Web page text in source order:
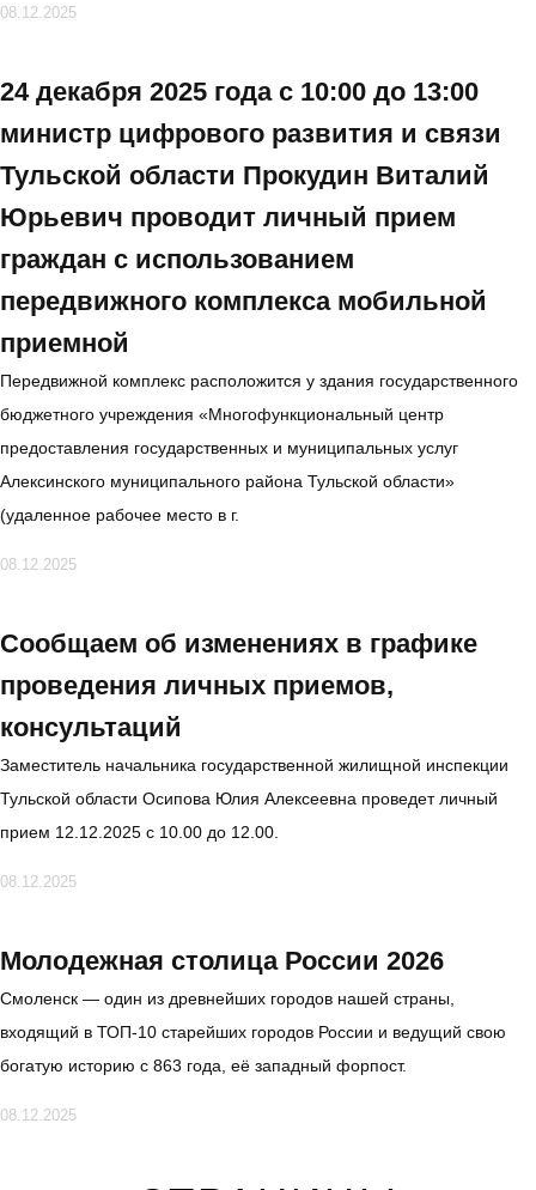
08.12.2025
24 декабря 2025 года с 10:00 до 13:00
министр цифрового развития и связи
Тульской области Прокудин Виталий
Юрьевич проводит личный прием
граждан с использованием
передвижного комплекса мобильной
приемной
Передвижной комплекс расположится у здания государственного
бюджетного учреждения «Многофункциональный центр
предоставления государственных и муниципальных услуг
Алексинского муниципального района Тульской области»
(удаленное рабочее место в г.
08.12.2025
Сообщаем об изменениях в графике
проведения личных приемов,
консультаций
Заместитель начальника государственной жилищной инспекции
Тульской области Осипова Юлия Алексеевна проведет личный
прием 12.12.2025 с 10.00 до 12.00.
08.12.2025
Молодежная столица России 2026
Смоленск — один из древнейших городов нашей страны,
входящий в ТОП-10 старейших городов России и ведущий свою
богатую историю с 863 года, её западный форпост.
08.12.2025